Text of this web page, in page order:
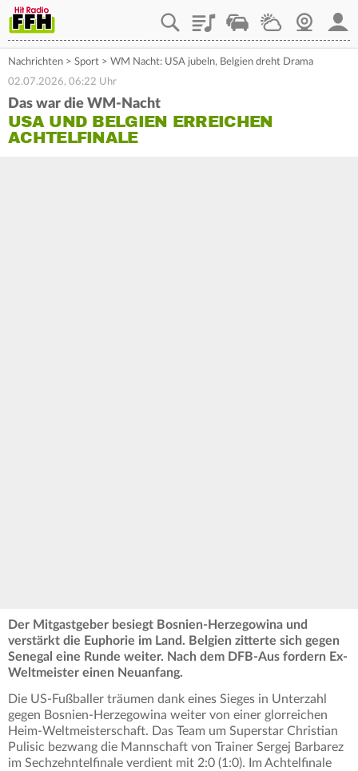
PlaylistStaupilotWetterWebcam
Nachrichten > Sport > WM Nacht: USA jubeln, Belgien dreht Drama
02.07.2026, 06:22 Uhr
Das war die WM-Nacht
USA UND BELGIEN ERREICHEN
ACHTELFINALE
Der Mitgastgeber besiegt Bosnien-Herzegowina und
verstärkt die Euphorie im Land. Belgien zitterte sich gegen
Senegal eine Runde weiter. Nach dem DFB-Aus fordern Ex-
Weltmeister einen Neuanfang.
Die US-Fußballer träumen dank eines Sieges in Unterzahl
gegen Bosnien-Herzegowina weiter von einer glorreichen
Heim-Weltmeisterschaft. Das Team um Superstar Christian
Pulisic bezwang die Mannschaft von Trainer Sergej Barbarez
im Sechzehntelfinale verdient mit 2:0 (1:0). Im Achtelfinale